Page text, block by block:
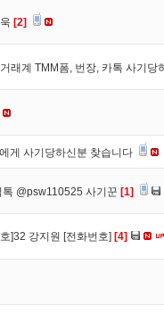
[2]
래계 TMM폼, 번장, 카톡 사기당
게 사기당하신분 찾습니다
@psw110525 사기꾼 [1]
]32 강지원 [전화번호] [4]